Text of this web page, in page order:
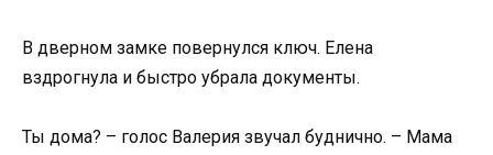
В дверном замке повернулся ключ. Елена
вздрогнула и быстро убрала документы.
Ты дома? – голос Валерия звучал будничнo. – Мама